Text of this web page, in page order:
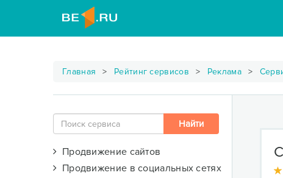
Главная Рейтинг сервисов Реклама
Продвижение сайтов
Продвижение в социальных сетях